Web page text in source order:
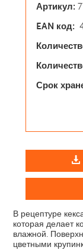
Артикул:
EAN код:
Срок
В рецептуре
которая делает
влажной.
цветными